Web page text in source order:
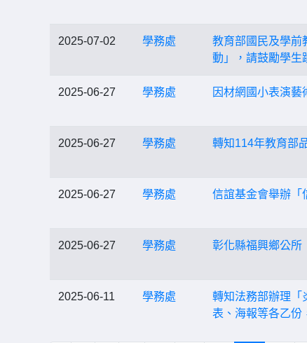
2025-07-02 學務處
教育部國民及學前
動」，請鼓勵學生
2025-06-27 學務處 因材網國小表演
2025-06-27 學務處 轉知114年教育部
2025-06-27 學務處 信誼基金會舉辦「
2025-06-27 學務處 彰化縣福興鄉公所
2025-06-11 學務處
轉知法務部辦理「
表、海報等各乙份